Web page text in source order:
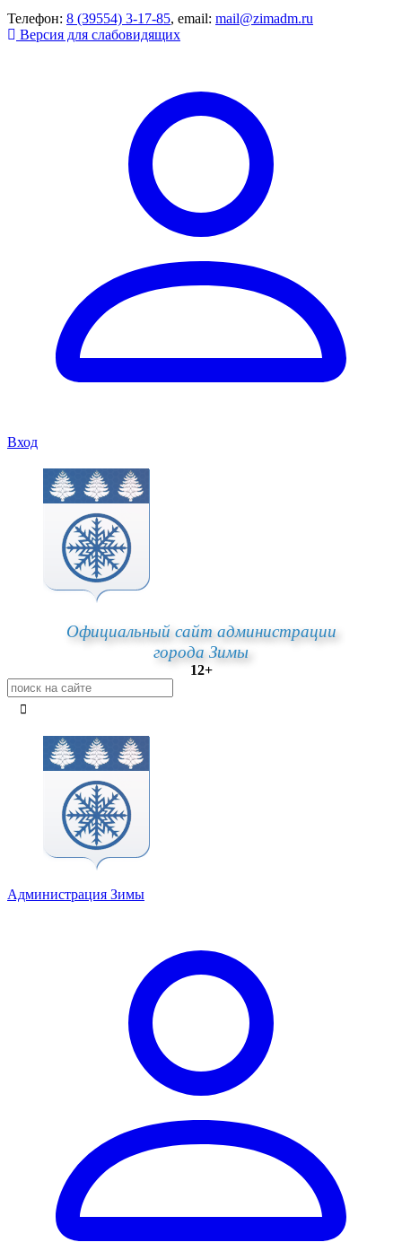
Телефон: 8 (39554) 3-17-85, email: mail@zimadm.ru
Версия для слабовидящих
Вход
Официальный сайт администрации
города Зимы
12+
Администрация Зимы